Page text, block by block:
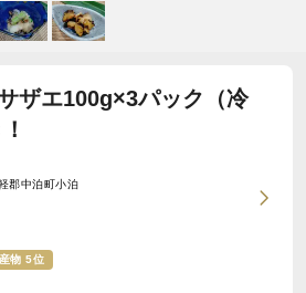
ザエ100g×3パック（冷
郡中泊町小泊
物 5位